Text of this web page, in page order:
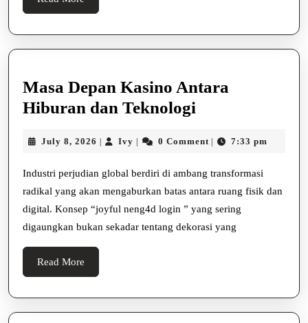
More
Masa Depan Kasino Antara
Hiburan dan Teknologi
Kasino
Antara
Hiburan
dan
Teknologi
July 8, 2026 July
| Ivy Ivy
| 0 Comment | 7:33 pm
Industri perjudian global berdiri di ambang transformasi
radikal yang akan mengaburkan batas antara ruang fisik dan
digital. Konsep “joyful neng4d login ” yang sering
digaungkan bukan sekadar tentang dekorasi yang
Read More
More